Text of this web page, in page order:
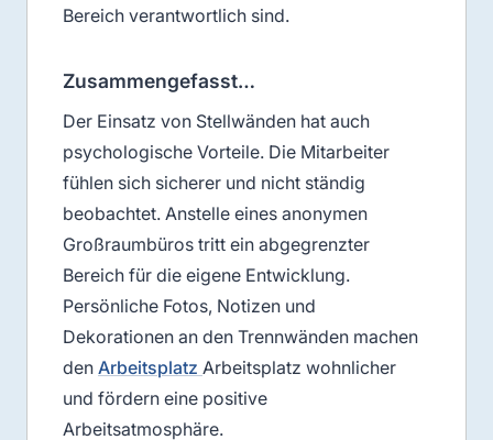
Bereich verantwortlich sind.
Zusammengefasst…
Der Einsatz von Stellwänden hat auch
psychologische Vorteile. Die Mitarbeiter
fühlen sich sicherer und nicht ständig
beobachtet. Anstelle eines anonymen
Großraumbüros tritt ein abgegrenzter
Bereich für die eigene Entwicklung.
Persönliche Fotos, Notizen und
Dekorationen an den Trennwänden machen
den Arbeitsplatz Arbeitsplatz wohnlicher
und fördern eine positive
Arbeitsatmosphäre.